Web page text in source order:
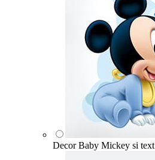
Decor Baby Mickey si text